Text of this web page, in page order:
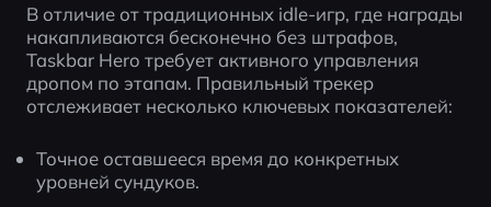
В отличие от традиционных idle-игр, где награды
накапливаются бесконечно без штрафов,
Taskbar Hero требует активного управления
дропом по этапам. Правильный трекер
отслеживает несколько ключевых показателей:
Точное оставшееся время до конкретных
уровней сундуков.